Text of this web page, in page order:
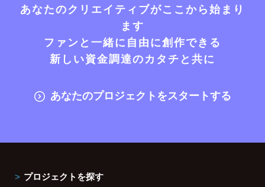
あなたのクリエイティブがここから始まり
ます
ファンと一緒に自由に創作できる
新しい資金調達のカタチと共に
あなたのプロジェクトをスタートする
プロジェクトを探す